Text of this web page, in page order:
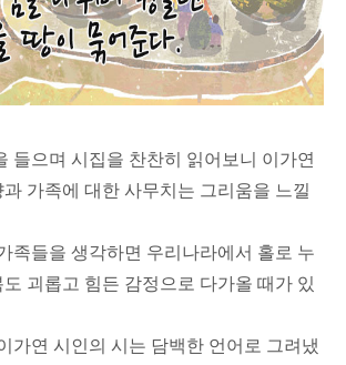
들으며 시집을 찬찬히 읽어보니 이가연
가족에 대한 사무치는 그리움을 느낄
족들을 생각하면 우리나라에서 홀로 누
괴롭고 힘든 감정으로 다가올 때가 있
가연 시인의 시는 담백한 언어로 그려냈